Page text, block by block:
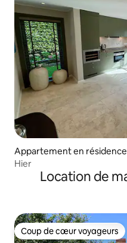
Appartement en résidence
Hier
Location de
Coup de cœur voyageurs
Coup de cœur voyageurs